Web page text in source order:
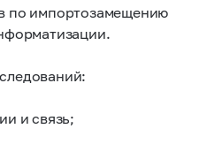
по импортозамещению
и связь;